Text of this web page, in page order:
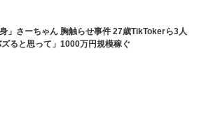
」さーちゃん 胸触らせ事件 27歳TikTokerら3人
ると思って」1000万円規模稼ぐ